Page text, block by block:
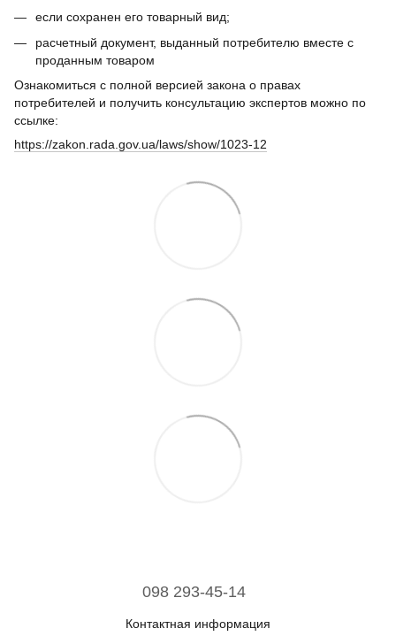
если сохранен его товарный вид;
расчетный документ, выданный потребителю вместе с
проданным товаром
Ознакомиться с полной версией закона о правах
потребителей и получить консультацию экспертов можно по
ссылке:
https://zakon.rada.gov.ua/laws/show/1023-12
098 293-45-14
Контактная информация